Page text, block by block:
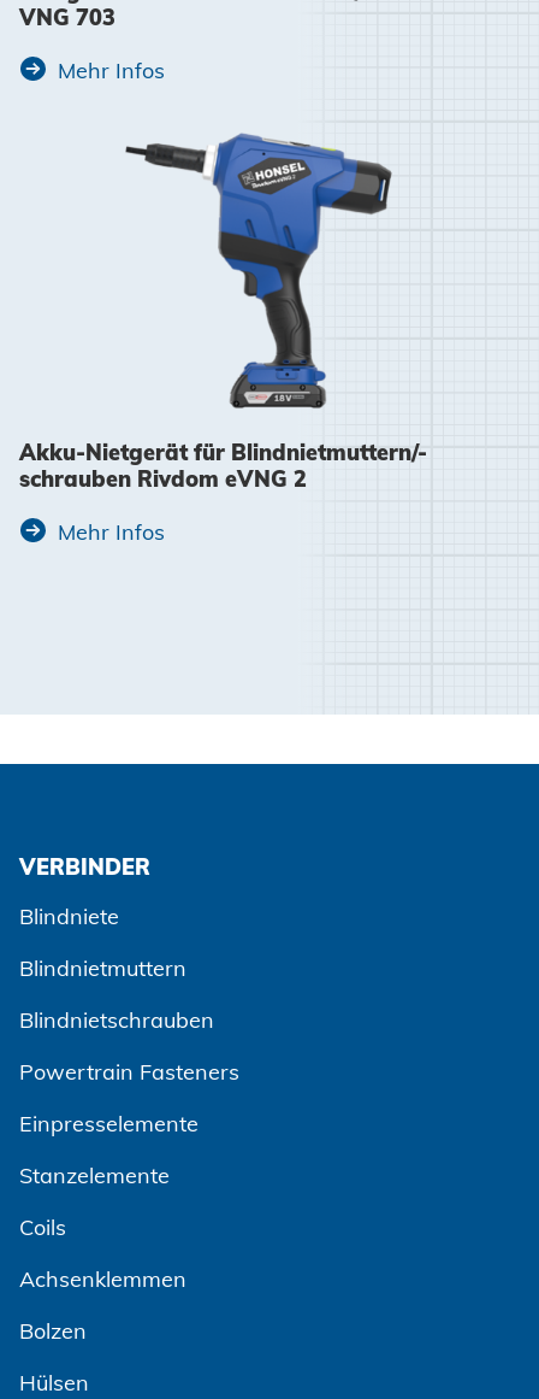
VNG 703
Mehr Infos
Akku-Nietgerät für Blindnietmuttern/-
schrauben Rivdom eVNG 2
Mehr Infos
VERBINDER
Blindniete
Blindnietmuttern
Blindnietschrauben
Powertrain Fasteners
Einpresselemente
Stanzelemente
Coils
Achsenklemmen
Bolzen
Hülsen